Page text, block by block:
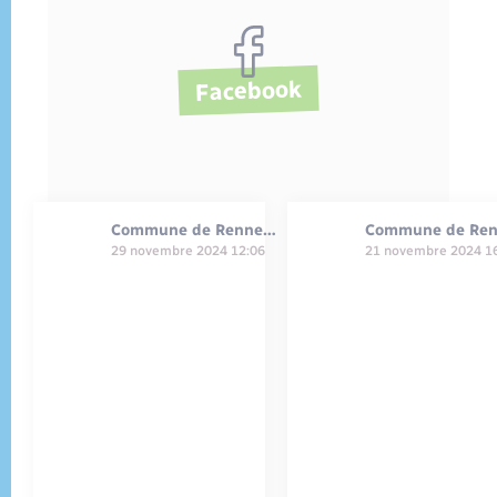
Facebook
Commune de Renneville - 27
29 novembre 2024 12:06 21 novembre 2024